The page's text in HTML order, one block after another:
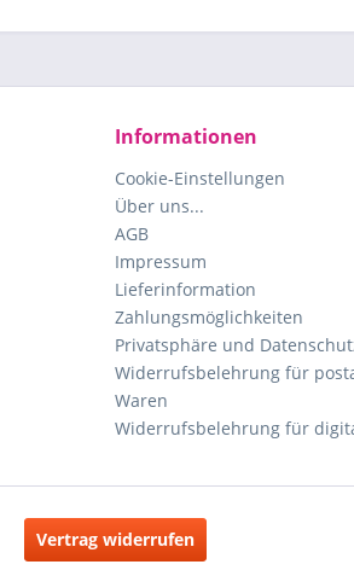
Informationen
Cookie-Einstellungen
Über uns...
AGB
Impressum
Lieferinformation
Zahlungsmöglichkeiten
Privatsphäre und
Widerrufsbelehrung für
Waren
Widerrufsbelehrung für
Vertrag widerrufen